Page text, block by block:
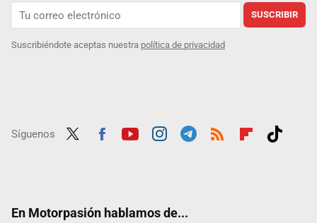
SUSCRIBIR
Suscribiéndote aceptas nuestra política de privacidad
Síguenos
En Motorpasión hablamos de...